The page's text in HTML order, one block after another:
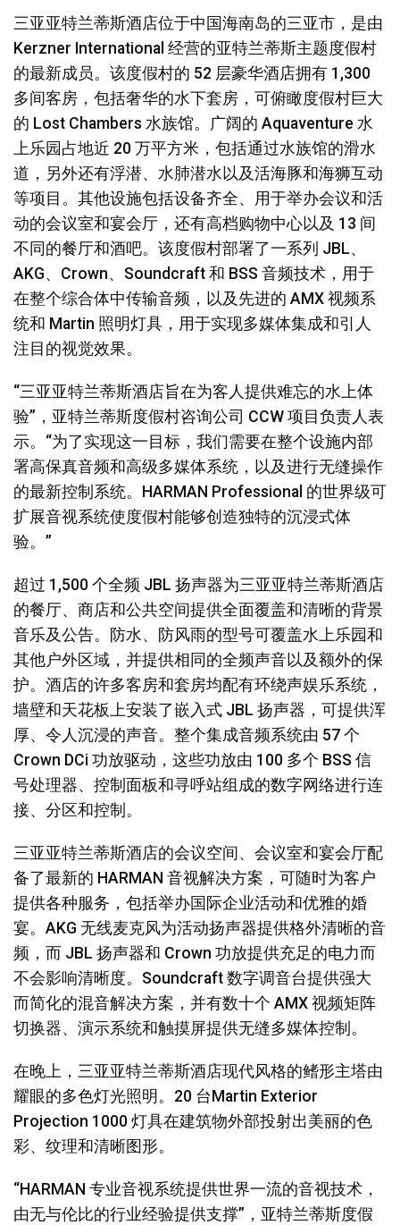
三亚亚特兰蒂斯酒店位于中国海南岛的三亚市，是由
Kerzner International 经营的亚特兰蒂斯主题度假村
的最新成员。该度假村的 52 层豪华酒店拥有 1,300
多间客房，包括奢华的水下套房，可俯瞰度假村巨大
的 Lost Chambers 水族馆。广阔的 Aquaventure 水
上乐园占地近 20 万平方米，包括通过水族馆的滑水
道，另外还有浮潜、水肺潜水以及活海豚和海狮互动
等项目。其他设施包括设备齐全、用于举办会议和活
动的会议室和宴会厅，还有高档购物中心以及 13 间
不同的餐厅和酒吧。该度假村部署了一系列 JBL、
AKG、Crown、Soundcraft 和 BSS 音频技术，用于
在整个综合体中传输音频，以及先进的 AMX 视频系
统和 Martin 照明灯具，用于实现多媒体集成和引人
注目的视觉效果。
“三亚亚特兰蒂斯酒店旨在为客人提供难忘的水上体
验”，亚特兰蒂斯度假村咨询公司 CCW 项目负责人表
示。“为了实现这一目标，我们需要在整个设施内部
署高保真音频和高级多媒体系统，以及进行无缝操作
的最新控制系统。HARMAN Professional 的世界级可
扩展音视系统使度假村能够创造独特的沉浸式体
验。”
超过 1,500 个全频 JBL 扬声器为三亚亚特兰蒂斯酒店
的餐厅、商店和公共空间提供全面覆盖和清晰的背景
音乐及公告。防水、防风雨的型号可覆盖水上乐园和
其他户外区域，并提供相同的全频声音以及额外的保
护。酒店的许多客房和套房均配有环绕声娱乐系统，
墙壁和天花板上安装了嵌入式 JBL 扬声器，可提供浑
厚、令人沉浸的声音。整个集成音频系统由 57 个
Crown DCi 功放驱动，这些功放由 100 多个 BSS 信
号处理器、控制面板和寻呼站组成的数字网络进行连
接、分区和控制。
三亚亚特兰蒂斯酒店的会议空间、会议室和宴会厅配
备了最新的 HARMAN 音视解决方案，可随时为客户
提供各种服务，包括举办国际企业活动和优雅的婚
宴。AKG 无线麦克风为活动扬声器提供格外清晰的音
频，而 JBL 扬声器和 Crown 功放提供充足的电力而
不会影响清晰度。Soundcraft 数字调音台提供强大
而简化的混音解决方案，并有数十个 AMX 视频矩阵
切换器、演示系统和触摸屏提供无缝多媒体控制。
在晚上，三亚亚特兰蒂斯酒店现代风格的鳍形主塔由
耀眼的多色灯光照明。20 台Martin Exterior
Projection 1000 灯具在建筑物外部投射出美丽的色
彩、纹理和清晰图形。
“HARMAN 专业音视系统提供世界一流的音视技术，
由无与伦比的行业经验提供支撑”，亚特兰蒂斯度假